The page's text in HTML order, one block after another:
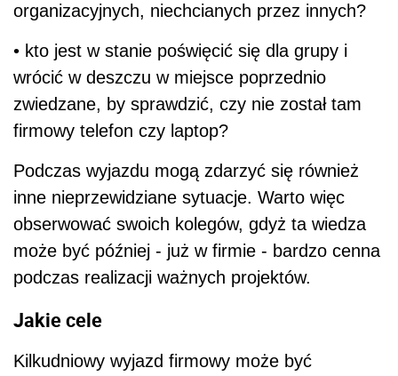
organizacyjnych, niechcianych przez innych?
• kto jest w stanie poświęcić się dla grupy i
wrócić w deszczu w miejsce poprzednio
zwiedzane, by sprawdzić, czy nie został tam
firmowy telefon czy laptop?
Podczas wyjazdu mogą zdarzyć się również
inne nieprzewidziane sytuacje. Warto więc
obserwować swoich kolegów, gdyż ta wiedza
może być później - już w firmie - bardzo cenna
podczas realizacji ważnych projektów.
Jakie cele
Kilkudniowy wyjazd firmowy może być